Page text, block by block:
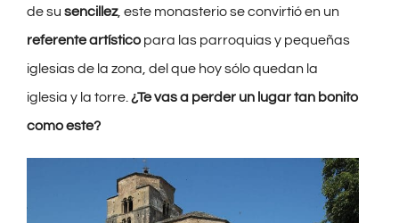
de su sencillez, este monasterio se convirtió en un
referente artísticopara las parroquias y pequeñas
iglesias de la zona, del que hoy sólo quedan la
iglesia y la torre. ¿Te vas a perder un lugar tan bonito
como este?